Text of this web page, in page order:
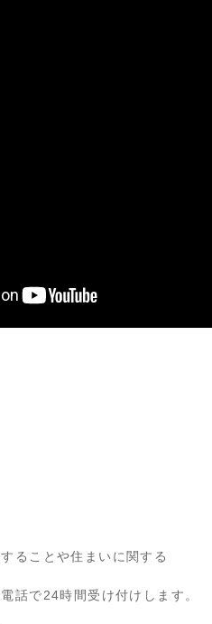
ることや住まいに関する
話で24時間受け付けします。